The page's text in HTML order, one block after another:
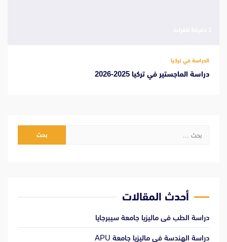
الدراسة في تركيا
دراسة الماجستير في تركيا 2025-2026
البحث
أحدث المقالات
دراسة الطب فى ماليزيا جامعة سيبرجايا
دراسة الهندسة فى ماليزيا جامعة APU